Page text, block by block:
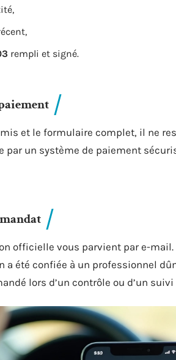
rempli et signé.
et le formulaire complet, il ne
par un système de paiement
officielle vous parvient par e-
a été confiée à un professionnel
lors d’un contrôle ou d’un